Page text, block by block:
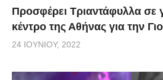
Προσφέρει Τριαντάφυλλα σε
κέντρο της Αθήνας για την
24 ΙΟΥΝΊΟΥ, 2022